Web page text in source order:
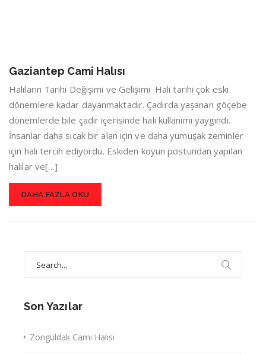
Gaziantep Cami Halısı
Halıların Tarihi Değişimi ve Gelişimi Halı tarihi çok eski
dönemlere kadar dayanmaktadır. Çadırda yaşanan göçebe
dönemlerde bile çadır içerisinde halı kullanımı yaygındı.
İnsanlar daha sıcak bir alan için ve daha yumuşak zeminler
için halı tercih ediyordu. Eskiden koyun postundan yapılan
halılar ve[…]
DAHA FAZLA OKU
Son Yazılar
Zonguldak Cami Halısı